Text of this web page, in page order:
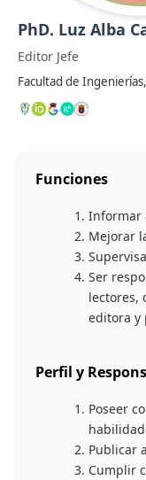
PhD. Luz Alba
Editor Jefe
Facultad de
Funciones
Informar
Mejorar
Ser
lectores,
editora y
Perfil y
Poseer
Publicar
Cumplir